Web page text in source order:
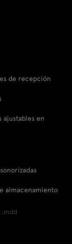
de recepción
ajustables en
almacenamiento